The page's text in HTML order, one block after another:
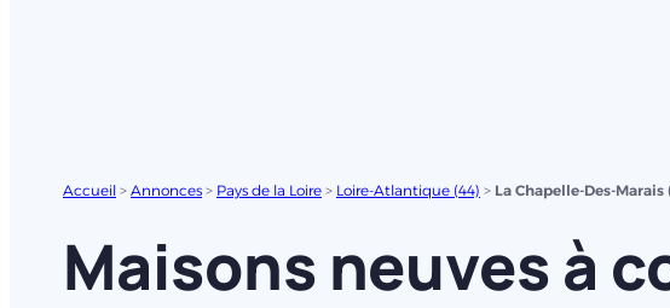
Accueil > Annonces > Pays de la Loire > Loire-Atlantique (44) > La Chapelle-Des-Marais
Maisons neuves à